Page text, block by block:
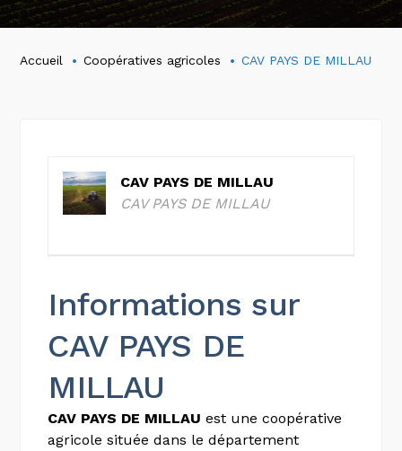
Accueil Coopératives agricoles CAV PAYS DE MILLAU
CAV PAYS DE MILLAU
CAV PAYS DE MILLAU
Informations sur
CAV PAYS DE
MILLAU
CAV PAYS DE MILLAU est une coopérative
agricole située dans le département